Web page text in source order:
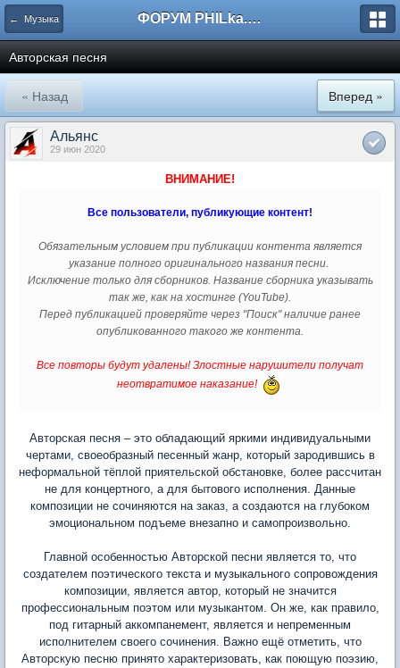
← Музыка ФОРУМ PHILka.RU
Авторская песня
« Назад Вперед »
Альянс
29 июн 2020
ВНИМАНИЕ!
Все пользователи, публикующие контент!
Обязательным условием при публикации контента является
указание полного оригинального названия песни.
Исключение только для сборников. Название сборника указывать
так же, как на хостинге (YouTube).
Перед публикацией проверяйте через "Поиск" наличие ранее
опубликованного такого же контента.
Все повторы будут удалены! Злостные нарушители получат
неотвратимое наказание!
Авторская песня – это обладающий яркими индивидуальными
чертами, своеобразный песенный жанр, который зародившись в
неформальной тёплой приятельской обстановке, более рассчитан
не для концертного, а для бытового исполнения. Данные
композиции не сочиняются на заказ, а создаются на глубоком
эмоциональном подъеме внезапно и самопроизвольно.
Главной особенностью Авторской песни является то, что
создателем поэтического текста и музыкального сопровождения
композиции, является автор, который не значится
профессиональным поэтом или музыкантом. Он же, как правило,
под гитарный аккомпанемент, является и непременным
исполнителем своего сочинения. Важно ещё отметить, что
Авторскую песню принято характеризовать, как поющую поэзию,